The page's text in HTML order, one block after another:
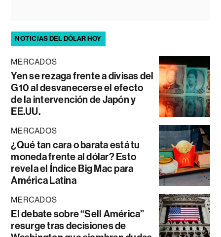
NOTICIAS DEL DÓLAR HOY
MERCADOS
Yen se rezaga frente a divisas del
G10 al desvanecerse el efecto
de la intervención de Japón y
EE.UU.
MERCADOS
¿Qué tan cara o barata está tu
moneda frente al dólar? Esto
revela el Índice Big Mac para
América Latina
MERCADOS
El debate sobre “Sell América”
resurge tras decisiones de